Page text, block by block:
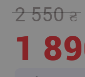
2 550
1